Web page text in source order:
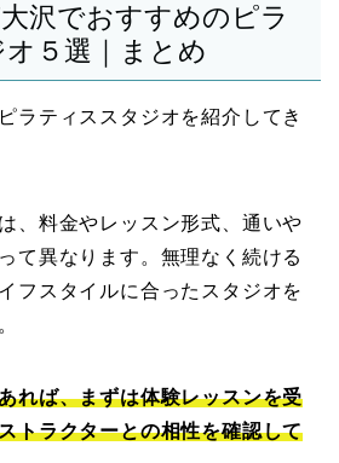
大沢でおすすめのピラ
５選｜まとめ
ラティススタジオを紹介してき
、料金やレッスン形式、通いや
て異なります。無理なく続ける
フスタイルに合ったスタジオを
れば、まずは体験レッスンを受
トラクターとの相性を確認して